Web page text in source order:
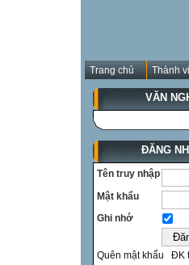
Trang chủ Thành
VĂN
ĐĂNG
Tên truy nhập
Mật khẩu
Ghi nhớ
Quên mật khẩu ĐK